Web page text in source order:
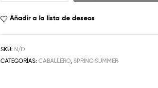
Añadir a la lista de deseos
SKU: N/D
CATEGORÍAS: CABALLERO, SPRING SUMMER